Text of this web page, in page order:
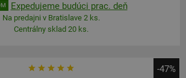
Expedujeme budúci prac. deň
Na predajni v Bratislave 2 ks.
Centrálny sklad 20 ks.
-47%